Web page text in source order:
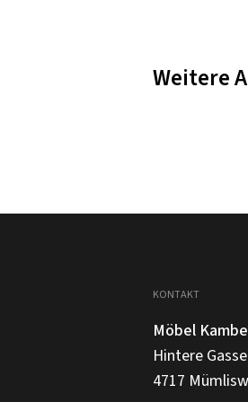
Weitere
KONTAKT
Möbel
Hintere
4717